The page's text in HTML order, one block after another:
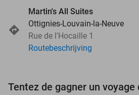
Martin's All Suites
Ottignies-Louvain-la-Neuve
Rue de l'Hocaille 1
Routebeschrijving